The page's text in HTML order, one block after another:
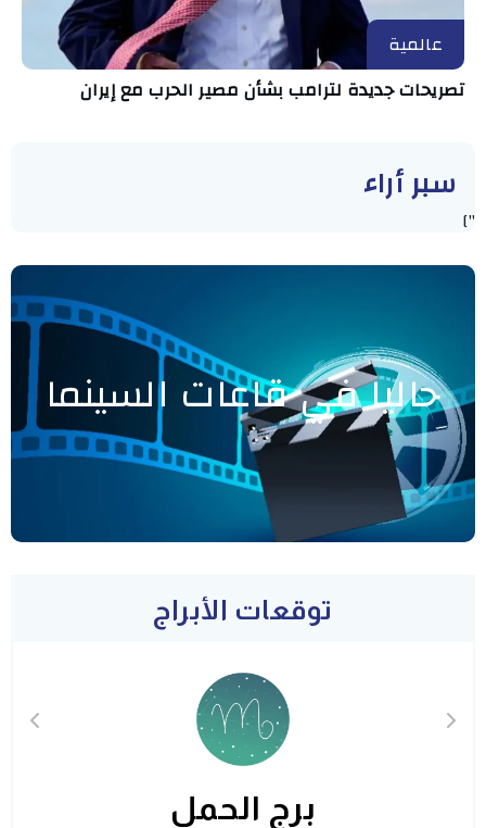
عالمية
تصريحات جديدة لترامب بشأن مصير الحرب مع إيران
سبر أراء
"]
حاليا في قاعات السينما
توقعات الأبراج
برج الحمل